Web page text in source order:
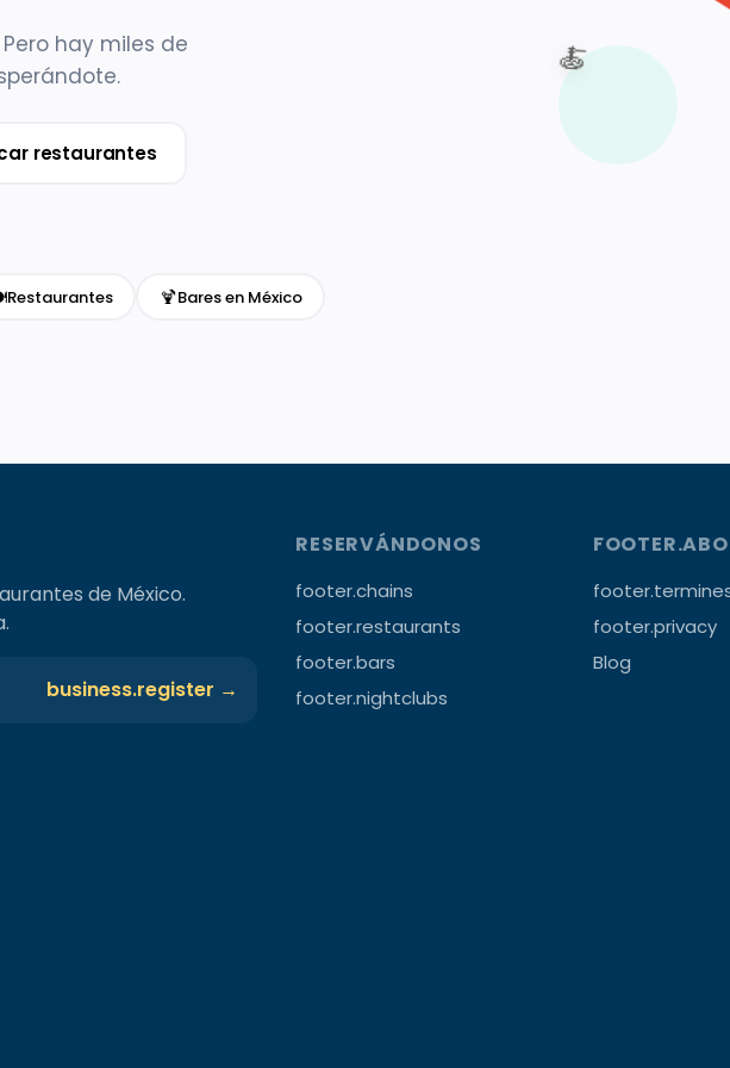
hay miles de
restaurantes
Restaurantes 🍹Bares en México
🍝
de México.
business.register →
RESERVÁNDONOS
footer.chains
footer.restaurants
footer.bars
footer.nightclubs
footer.privacy
Blog